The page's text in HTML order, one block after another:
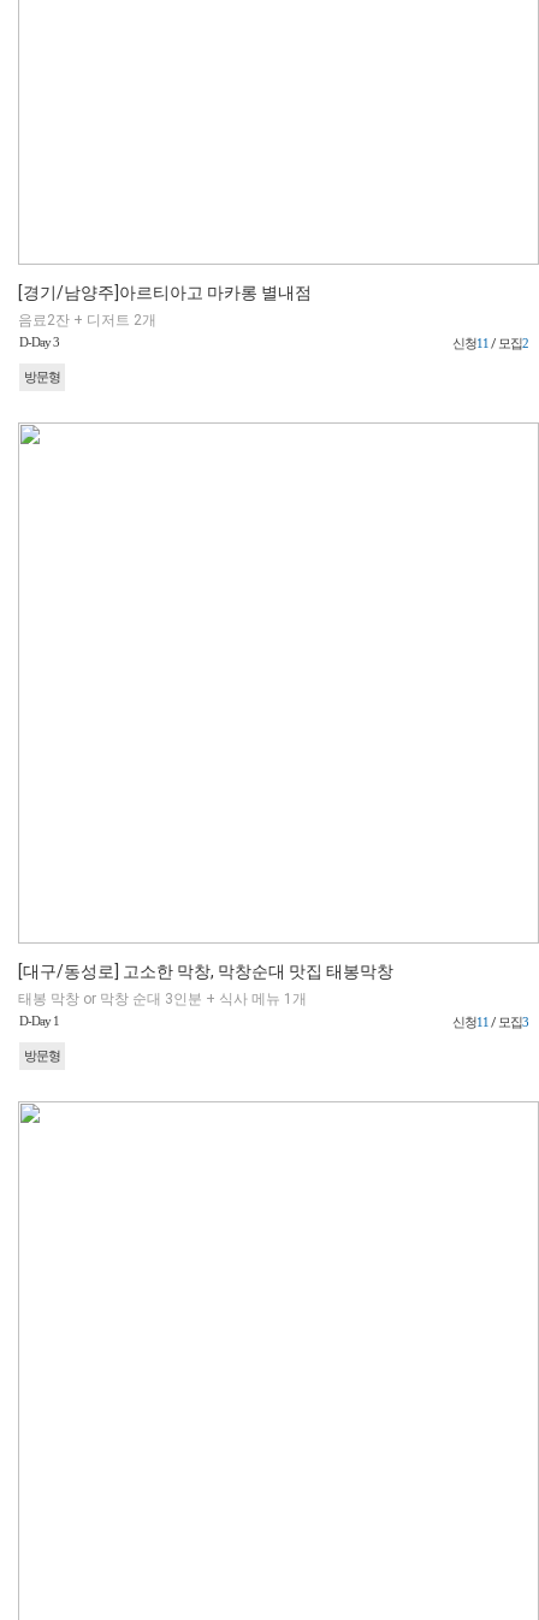
[경기/남양주]아르티아고 마카롱 별내점
음료2잔 + 디저트 2개
D-Day 3 신청11/ 모집2
방문형
[대구/동성로] 고소한 막창, 막창순대 맛집 태봉막창
태봉 막창 or 막창 순대 3인분 + 식사 메뉴 1개
D-Day 1 신청11/ 모집3
방문형